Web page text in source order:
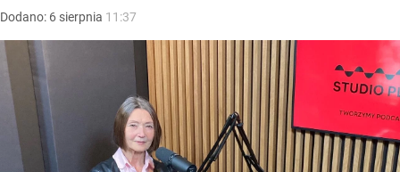
Dodano: 6 sierpnia 11:37